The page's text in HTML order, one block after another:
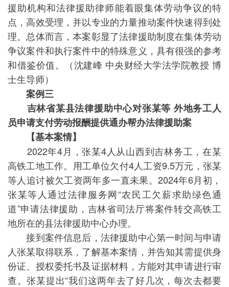
援助机构和法律援助律师能着眼集体劳动争议的特
点，高效受理，并以专业的力量推动案件快速得到处
理。总体而言，本案彰显了法律援助制度在集体劳动
争议案件和执行案件中的特殊意义，具有很强的参考
和借鉴价值。（沈建峰 中央财经大学法学院教授 博
士生导师）
案例三
吉林省某县法律援助中心对张某等 外地务工人
员申请支付劳动报酬提供通办帮办法律援助案
【基本案情】
2022年4月，张某4人从山西到吉林务工，在某
高铁工地工作。用工单位欠付4人工资9.5万元，张某
等人追讨被欠工资两年多一直未果。2024年6月初，
张某等人通过法律服务网“农民工欠薪求助绿色通
道”申请法律援助，吉林省司法厅将案件转交高铁工
地所在的县法律援助中心办理。
接到案件信息后，法律援助中心第一时间与申请
人张某取得联系，了解基本案情，并告知其需提供身
份证、授权委托书及证据材料，方能对其申请进行审
查。张某提出“我们这两年去了好几次，每次去都要